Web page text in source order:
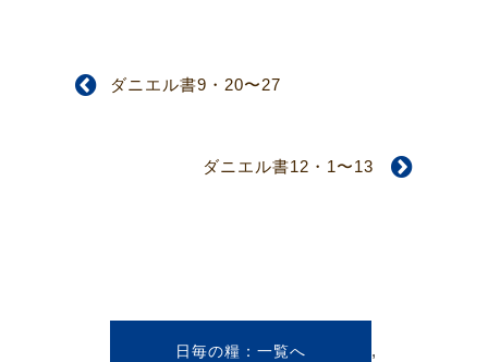
ダニエル書9・20〜27
ダニエル書12・1〜13
日毎の糧 ,